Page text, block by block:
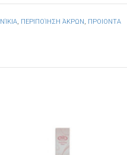
, ΠΕΡΙΠΟΊΗΣΗ ΆΚΡΩΝ, ΠΡΟΙΟΝΤΑ